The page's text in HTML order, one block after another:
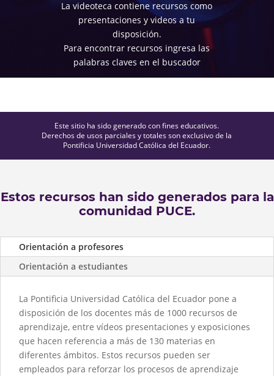
La videoteca contiene recursos como
presentaciones y videos a tu
disposición.
Para encontrar recursos ingresa las
palabras claves en el buscador
Este sitio ha sido generado con fines educativos.
Derechos de usos parciales y totales son exclusivo de la
Pontificia Universidad Católica del Ecuador.
Estos recursos han sido generados para la
comunidad PUCE.
Orientación a profesores
Orientación a estudiantes
La Pontificia Universidad Católica del Ecuador pone a
disposición de los docentes más de 1000 recursos de
aprendizaje, entre vídeos presentaciones y exposiciones
que hacen referencia a más de 130 materias en
diferentes ámbitos. Estos recursos pueden ser
empleados para reforzar los procesos de aprendizaje